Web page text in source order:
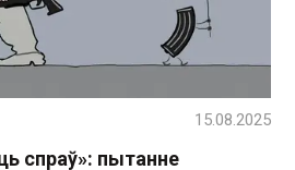
спраў»: пытанне
15.08.2025